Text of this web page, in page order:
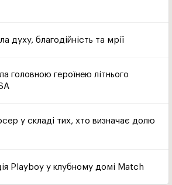
духу, благодійність та мрії
головною героїнею літнього
у складі тих, хто визначає долю
Playboy у клубному домі Match